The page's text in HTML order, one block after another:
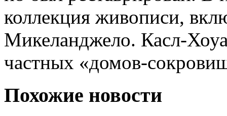
коллекция живописи,
Микеланджело. Касл-
частных «домов-
Похожие новости